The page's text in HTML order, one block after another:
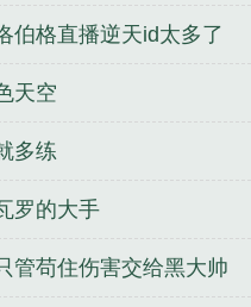
伯格直播逆天id太多了
天空
多练
罗的大手
管苟住伤害交给黑大帅